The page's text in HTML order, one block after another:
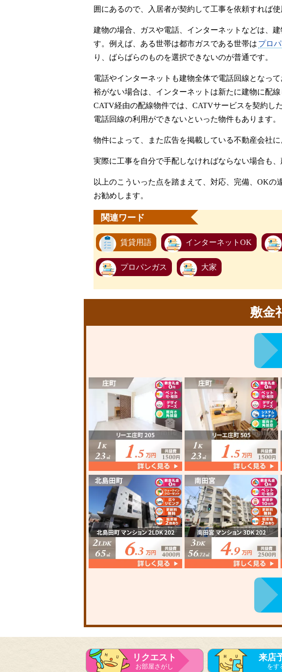
囲にあるので、入居者が契約して工事を依頼すれば
建物の場合、ガスや電話、インターネットなどは、
す。例えば、ある世帯は都市ガスである世帯は プロ
り、ばらばらのものを選択できないのが普通です。
電話やインターネットも建物全体で電話回線となっ
裕がない場合は、インターネットは新たに建物に配
CATV経由の配線物件では、CATVサービスを契約し
電話回線の利用ができないといった物件もあります。
物件によって、また広告を掲載している不動産会社
実際に工事を自分で手配しなければならない場合も
以上のこういった点を踏まえて、対応、完備、OK
お勧めします。
関連ワード
賃貸用語 インターネットOK
プロパンガス 大家
敷金
リクエスト
お部屋さがし
来店
をす